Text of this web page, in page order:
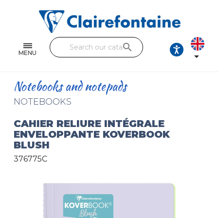
MENU
Single and double sheets
Fine arts
Handicraft
Pencil cases & Leather goods
FIND OUR COLLECTIONS
All the collections
search

Notebooks and notepads
NOTEBOOKS
CAHIER RELIURE INTÉGRALE
ENVELOPPANTE KOVERBOOK
BLUSH
376775C